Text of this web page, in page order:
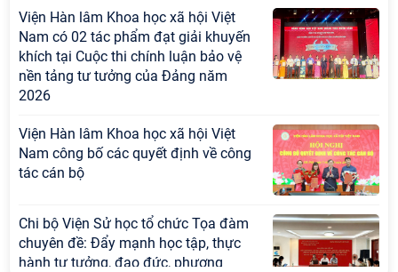
Viện Hàn lâm Khoa học xã hội Việt
Nam có 02 tác phẩm đạt giải khuyến
khích tại Cuộc thi chính luận bảo vệ
nền tảng tư tưởng của Đảng năm
2026
Viện Hàn lâm Khoa học xã hội Việt
Nam công bố các quyết định về công
tác cán bộ
Chi bộ Viện Sử học tổ chức Tọa đàm
chuyên đề: Đẩy mạnh học tập, thực
hành tư tưởng, đạo đức, phương